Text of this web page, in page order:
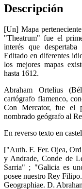
Descripción
[Un] Mapa
"Theatrum" fue el
interés que
Editado en diferentes
los mejores mapas
hasta 1612.
Abraham Ortelius
cartógrafo flamenco,
Con Mercator, fue el
nombrado geógrafo al
En reverso texto en
["Auth. F. Fer. Ojea,
y Andrade, Conde de
Sarria" ; "Galicia es
posee nuestro Rey
Geographiae. D.